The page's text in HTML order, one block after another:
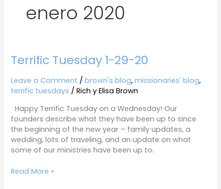
enero 2020
Terrific Tuesday 1-29-20
Leave a Comment /brown's blog,missionaries' blog,
terrific tuesdays /Rich y Elisa Brown
Happy Terrific Tuesday on a Wednesday! Our
founders describe what they have been up to since
the beginning of the new year – family updates, a
wedding, lots of traveling, and an update on what
some of our ministries have been up to.
Terrific
Tuesday
1-
29-
Read More »